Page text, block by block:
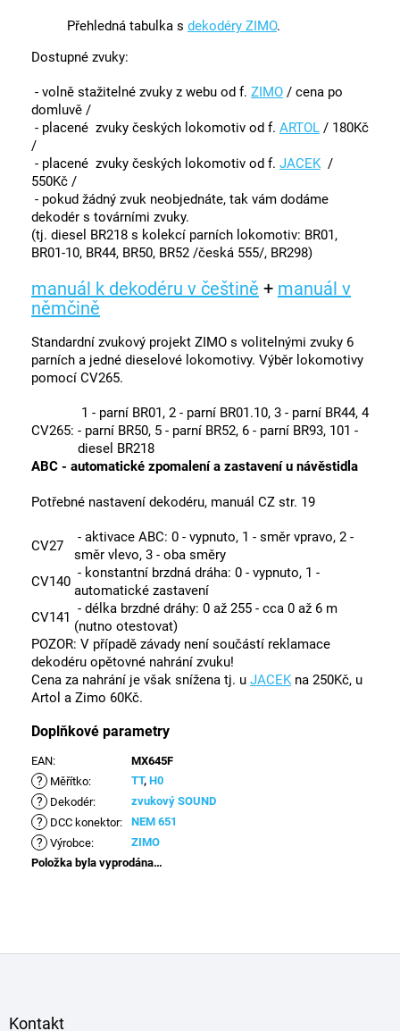
Přehledná tabulka s dekodéry ZIMO.
Dostupné zvuky:
- volně stažitelné zvuky z webu od f. ZIMO / cena po
domluvě /
- placené zvuky českých lokomotiv od f. ARTOL / 180Kč
/
- placené zvuky českých lokomotiv od f. JACEK/
550Kč /
- pokud žádný zvuk neobjednáte, tak vám dodáme
dekodér s továrními zvuky.
(tj. diesel BR218 s kolekcí parních lokomotiv: BR01,
BR01-10, BR44, BR50, BR52 /česká 555/, BR298)
manuál k dekodéru v češtině + manuál v
němčině
Standardní zvukový projekt ZIMO s volitelnými zvuky 6
parních a jedné dieselové lokomotivy. Výběr lokomotivy
pomocí CV265.
CV265:
1 - parní BR01, 2 - parní BR01.10, 3 - parní BR44, 4
- parní BR50, 5 - parní BR52, 6 - parní BR93, 101 -
diesel BR218
ABC - automatické zpomalení a zastavení u návěstidla
Potřebné nastavení dekodéru, manuál CZ str. 19
CV27
- aktivace ABC: 0 - vypnuto, 1 - směr vpravo, 2 -
směr vlevo, 3 - oba směry
CV140
- konstantní brzdná dráha: 0 - vypnuto, 1 -
automatické zastavení
CV141
- délka brzdné dráhy: 0 až 255 - cca 0 až 6 m
(nutno otestovat)
POZOR: V případě závady není součástí reklamace
dekodéru opětovné nahrání zvuku!
Cena za nahrání je však snížena tj. u JACEKna 250Kč, u
Artol a Zimo 60Kč.
Doplňkové parametry
EAN: MX645F
? Měřítko: TT, H0
? Dekodér: zvukový SOUND
? DCC konektor: NEM 651
? Výrobce:
ZIMO
Položka byla vyprodána…
Kontakt